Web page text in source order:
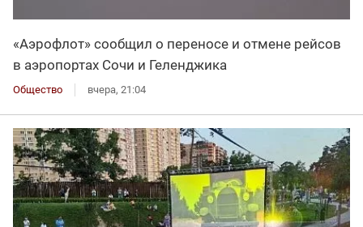
«Аэрофлот» сообщил о переносе и отмене рейсов
в аэропортах Сочи и Геленджика
Общество вчера, 21:04